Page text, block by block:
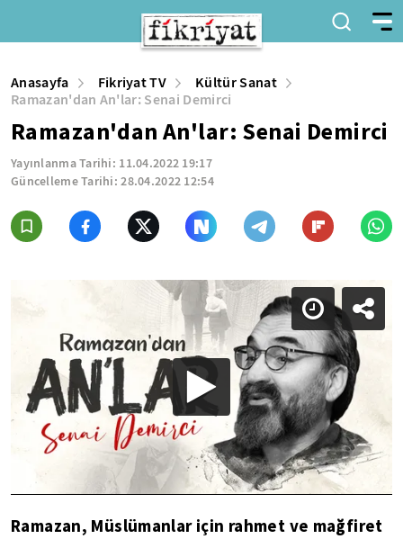
Anasayfa Fikriyat TV
Kültür Sanat
Ramazan'dan An'lar: Senai Demirci
Ramazan'dan An'lar: Senai Demirci
Yayınlanma Tarihi: 11.04.2022 19:17
Güncelleme Tarihi:28.04.2022 12:54
Ramazan, Müslümanlar için rahmet ve mağfiret